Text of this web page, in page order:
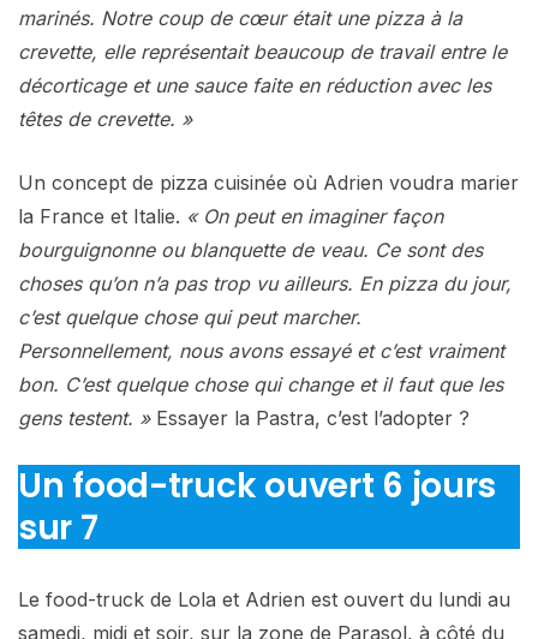
marinés. Notre coup de cœur était une pizza à la
crevette, elle représentait beaucoup de travail entre le
décorticage et une sauce faite en réduction avec les
têtes de crevette. »
Un concept de pizza cuisinée où Adrien voudra marier
la France et Italie. « On peut en imaginer façon
bourguignonne ou blanquette de veau. Ce sont des
choses qu’on n’a pas trop vu ailleurs. En pizza du jour,
c’est quelque chose qui peut marcher.
Personnellement, nous avons essayé et c’est vraiment
bon. C’est quelque chose qui change et il faut que les
gens testent. »Essayer la Pastra, c’est l’adopter ?
Un food-truck ouvert 6 jours
sur 7
Le food-truck de Lola et Adrien est ouvert du lundi au
samedi, midi et soir, sur la zone de Parasol, à côté du